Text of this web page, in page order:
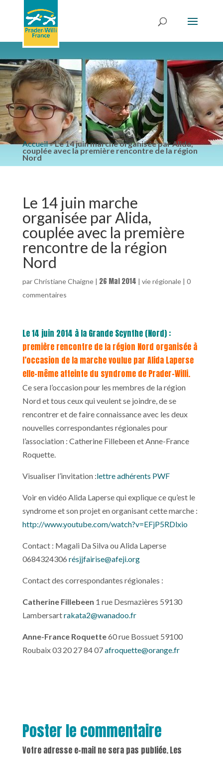
Accueil»Le 14 juin marche organisée par Alida,
couplée avec la première rencontre de la région
Nord
Le 14 juin marche
organisée par Alida,
couplée avec la première
rencontre de la région
Nord
parChristiane Chaigne| 26 Mai 2014 | vie régionale| 0
commentaires
Le 14 juin 2014 à la Grande Scynthe (Nord) :
première rencontre de la région Nord organisée à
l’occasion de la marche voulue par Alida Laperse
elle-même atteinte du syndrome de Prader-Willi.
Ce sera l’occasion pour les membres de la région
Nord et tous ceux qui veulent se joindre, de se
rencontrer et de faire connaissance avec les deux
nouvelles correspondantes régionales pour
l’association : Catherine Fillebeen et Anne-France
Roquette.
Visualiser l’invitation :lettre adhérents PWF
Voir en vidéo Alida Laperse qui explique ce qu’est le
syndrome et son projet en organisant cette marche :
http://www.youtube.com/watch?v=EFjP5RDlxio
Contact : Magali Da Silva ou Alida Laperse
0684324306 résjjfairise@afeji.org
Contact des correspondantes régionales :
Catherine Fillebeen 1 rue Desmazières 59130
Lambersartrakata2@wanadoo.fr
Anne-France Roquette60 rue Bossuet 59100
Roubaix 03 20 27 84 07afroquette@orange.fr
Poster le commentaire
Votre adresse e-mail ne sera pas publiée.Les